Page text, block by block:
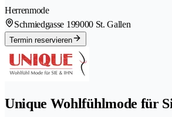
Herrenmode
Schmiedgasse 199000 St. Gallen
Termin reservieren
Unique Wohlfühlmode für